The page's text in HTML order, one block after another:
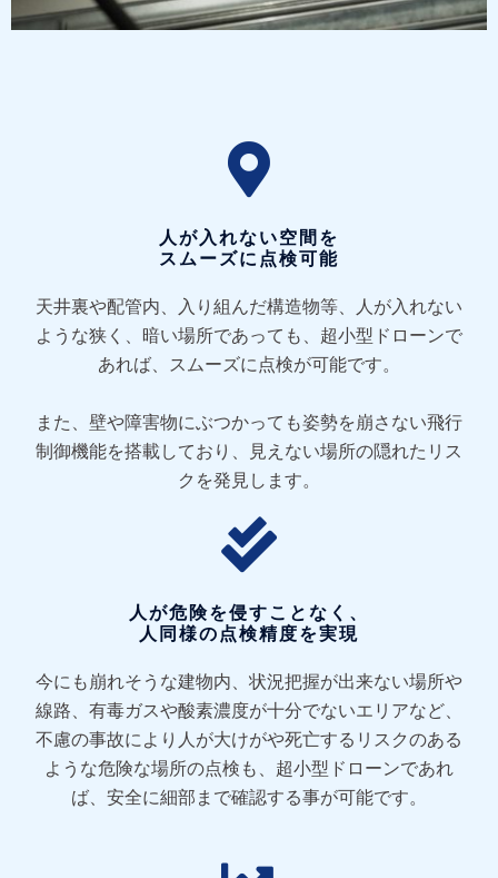
人が入れない空間を
スムーズに点検可能
天井裏や配管内、入り組んだ構造物等、人が入れない
ような狭く、暗い場所であっても、超小型ドローンで
あれば、スムーズに点検が可能です。
また、壁や障害物にぶつかっても姿勢を崩さない飛行
制御機能を搭載しており、見えない場所の隠れたリス
クを発見します。
人が危険を侵すことなく、
人同様の点検精度を実現
今にも崩れそうな建物内、状況把握が出来ない場所や
線路、有毒ガスや酸素濃度が十分でないエリアなど、
不慮の事故により人が大けがや死亡するリスクのある
ような危険な場所の点検も、超小型ドローンであれ
ば、安全に細部まで確認する事が可能です。